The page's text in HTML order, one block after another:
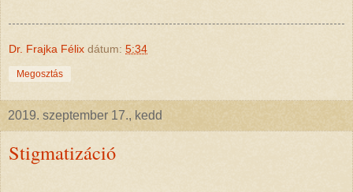
Dr. Frajka Félix dátum: 5:34
Megosztás
2019. szeptember 17., kedd
Stigmatizáció